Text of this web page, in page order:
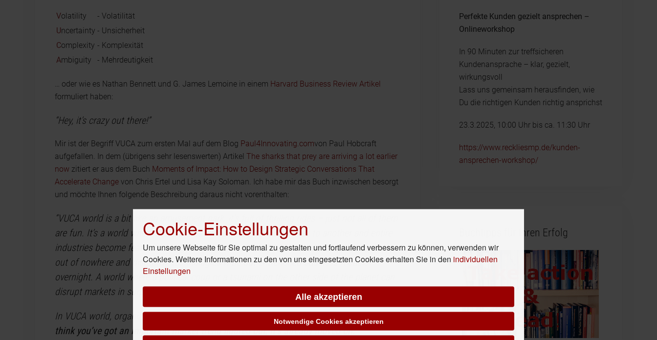
Volatility
- Volatilität
Uncertainty - Unsicherheit
Complexity - Komplexität
Ambiguity - Mehrdeutigkeit
… oder wie es Nathan Bennett und G. James Lemoine in einem Harvard Business Review Artikel
formuliert haben:
“Hey, it’s crazy out there!”
Mir ist der Begriff VUCA zum ersten Mal auf dem Blog Paul4Innovating.comvon Paul Hobcraft
aufgefallen. In dem (übrigens sehr lesenswerten) Artikel The sharks that prey are arriving a lot earlier
now zitiert er aus dem Buch Moments of Impact: How to Design Strategic Conversations That
Accelerate Change von Chris Ertel und Lisa Kay Soloman. Ich habe mir das Buch inzwischen besorgt
und möchte Ihnen folgende Beschreibung daraus nicht vorenthalten:
“VUCA world is a bit like an amusement park: it’s full of thrilling rides – just not all of them
are fun. It’s a world where stock prices swing wildly from one week to another and entire
industries become features in larger ecosystems. A world where new competitors pop up
out of nowhere and disruptive technologies wipe out entrenched business models
overnight. A world where a political coup or a tsunami on the other side of the planet can
disrupt markets in surprising ways. …
In VUCA world, organizations face constant surprises from all directions.By the time you
think you’ve got an important market trend figured out, it’s already moved on.”
Perfekte Kunden gezielt ansprechen –
Onlineworkshop
In 90 Minuten zur treffsicheren
Kundenansprache – klar, gezielt,
wirkungsvoll
Lass uns gemeinsam herausfinden, wie
Du die richtigen Kunden richtig ansprichst
23.3.2025, 10:00 Uhr bis ca. 11:30 Uhr
https://www.reckliesmp.de/kunden-
ansprechen-workshop/
Buchtipps für Ihren Erfolg
Cookie-Einstellungen
Um unsere Webseite für Sie optimal zu gestalten und fortlaufend verbessern zu können, verwenden wir
Cookies. Weitere Informationen zu den von uns eingesetzten Cookies erhalten Sie in den individuellen
Einstellungen
Alle akzeptieren
Notwendige Cookies akzeptieren